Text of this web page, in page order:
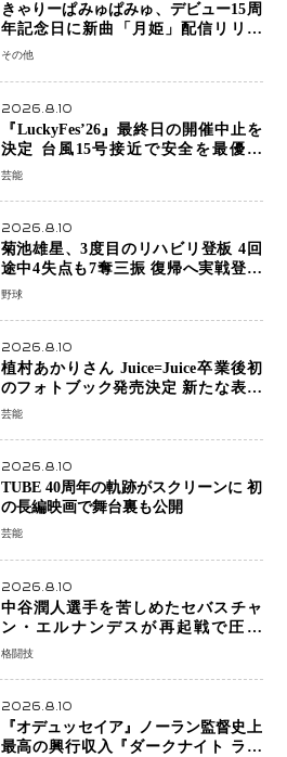
きゃりーぱみゅぱみゅ、デビュー15周
年記念日に新曲「月姫」配信リリー
ス 自身初の主催フェス「PAMYU
その他
2026.8.10
『LuckyFes’26』最終日の開催中止を
決定 台風15号接近で安全を最優先
「苦渋の判断」
芸能
2026.8.10
菊池雄星、3度目のリハビリ登板 4回
途中4失点も7奪三振 復帰へ実戦登板
を重ねる
野球
2026.8.10
植村あかりさん Juice=Juice卒業後初
のフォトブック発売決定 新たな表現
者としての“今”を凝縮
芸能
2026.8.10
TUBE 40周年の軌跡がスクリーンに 初
の長編映画で舞台裏も公開
芸能
2026.8.10
中谷潤人選手を苦しめたセバスチャ
ン・エルナンデスが再起戦で圧巻
KO 2回で相手を沈める…次戦は亀田
格闘技
2026.8.10
『オデュッセイア』ノーラン監督史上
最高の興行収入『ダークナイト ライ